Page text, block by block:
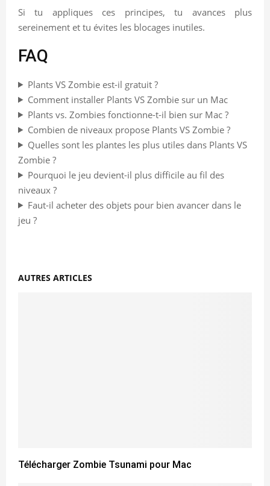
Si tu appliques ces principes, tu avances plus
sereinement et tu évites les blocages inutiles.
FAQ
Plants VS Zombie est-il gratuit ?
Comment installer Plants VS Zombie sur un Mac
Plants vs. Zombies fonctionne-t-il bien sur Mac ?
Combien de niveaux propose Plants VS Zombie ?
Quelles sont les plantes les plus utiles dans Plants VS
Zombie ?
Pourquoi le jeu devient-il plus difficile au fil des
niveaux ?
Faut-il acheter des objets pour bien avancer dans le
jeu ?
AUTRES ARTICLES
Télécharger Zombie Tsunami pour Mac